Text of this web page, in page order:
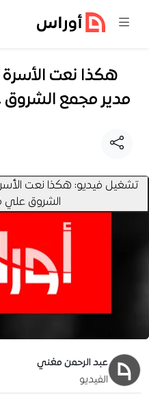
هكذا نعت الأسرة
مدير مجمع
تشغيل فيديو: هكذا نعت
الشروق علي
عبد الرحمن مغني
الفيديو